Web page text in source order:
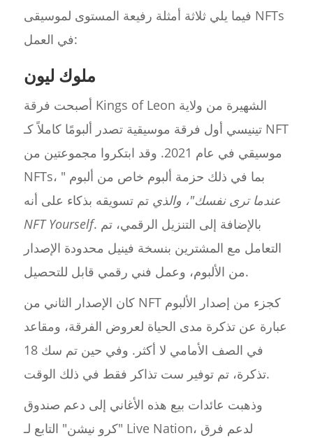
فيما يلي ثلاثة أمثلة رفيعة المستوى لموسيقى NFTs
في العمل:
ملوك ليون
أصبحت فرقة Kings of Leon الشهيرة من ولاية
تينيسي أول فرقة موسيقية تصدر ألبومًا كاملاً كـ NFT
موسيقي في عام 2021. وقد ابتكروا مجموعتين من
NFTs، بما في ذلك حزمة ألبوم خاص من ألبوم "
عندما ترى نفسك"، والذي تم تسويقه بذكاء على أنه
NFT Yourself. بالإضافة إلى التنزيل الرقمي، تم
التعامل مع المشترين بنسخة فينيل محدودة الإصدار
من الألبوم، وعمل فني رقمي قابل للتحصيل.
كان الإصدار الثاني من NFT كجزء من إصدار الألبوم
عبارة عن تذكرة مدى الحياة لعروض الفرقة، ومقاعد
في الصف الأمامي لا أكثر. وفي حين تم سك 18
تذكرة، تم توفير ست تذاكر فقط في ذلك الوقت.
وذهبت عائدات بيع هذه الأغاني إلى دعم صندوق
"كرو نيشن" التابع لـ Live Nation، لدعم فرق